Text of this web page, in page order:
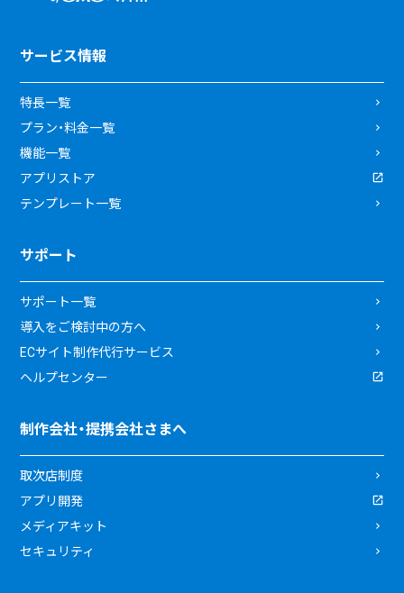
サービス情報
特長一覧
プラン・料金一覧
機能一覧
アプリストア
テンプレート一覧
サポート
サポート一覧
導入をご検討中の方へ
ECサイト制作代行サービス
ヘルプセンター
制作会社・提携会社さまへ
取次店制度
アプリ開発
メディアキット
セキュリティ